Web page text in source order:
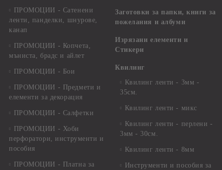
ПРОМОЦИИ - Сатенени
ленти, панделки, шнурове,
канап
ПРОМОЦИИ - Копчета,
мъниста, брадс и айлет
ПРОМОЦИИ - Бои
ПРОМОЦИИ - Предмети и
елементи за декорация
ПРОМОЦИИ - Салфетки
ПРОМОЦИИ - Хоби
перфоратори, инструменти и
пособия
ПРОМОЦИИ - Платна за
Заготовки за папки, книги за
пожелания и албуми
Изрязани елементи и
Стикери
Квилинг
Квилинг ленти - 3мм -
35см.
Квилинг ленти - микс
Квилинг ленти - перлени -
3мм - 30см.
Квилинг ленти - 8мм
Инструменти и пособия за